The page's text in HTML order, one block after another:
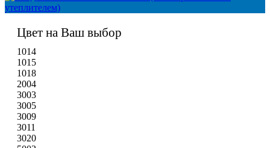
Цвет на Ваш выбор
1014
1015
1018
2004
3003
3005
3009
3011
3020